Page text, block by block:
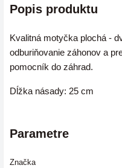
Popis produktu
Kvalitná motyčka plochá -
odburiňovanie záhonov a
pomocník do záhrad.
Dĺžka násady: 25 cm
Parametre
Značka